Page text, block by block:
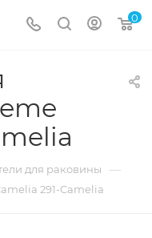
0
для раковины —
291-Camelia